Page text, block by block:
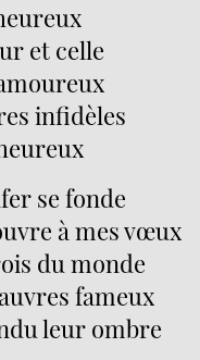
et celle
infidèles
se fonde
à mes vœux
du monde
fameux
leur ombre